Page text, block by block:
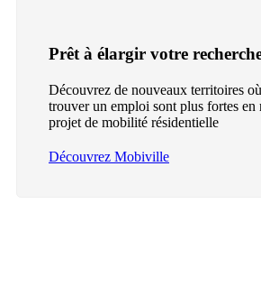
Prêt à élargir votre
Découvrez de nouveaux territoires
trouver un emploi sont plus fortes en
projet de mobilité résidentielle
Découvrez Mobiville